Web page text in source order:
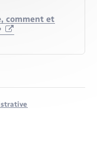
comment et